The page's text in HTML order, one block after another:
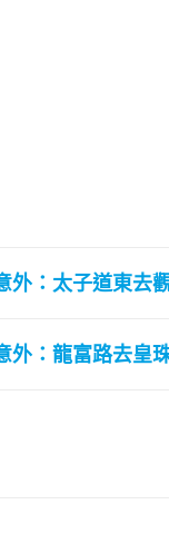
外：太子道東去
外：龍富路去皇